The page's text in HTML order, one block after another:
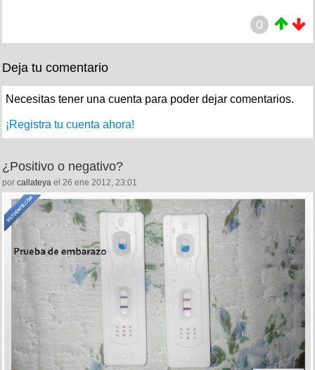
0
Deja tu comentario
Necesitas tener una cuenta para poder dejar comentarios.
¡Registra tu cuenta ahora!
¿Positivo o negativo?
por callateya el 26 ene 2012, 23:01